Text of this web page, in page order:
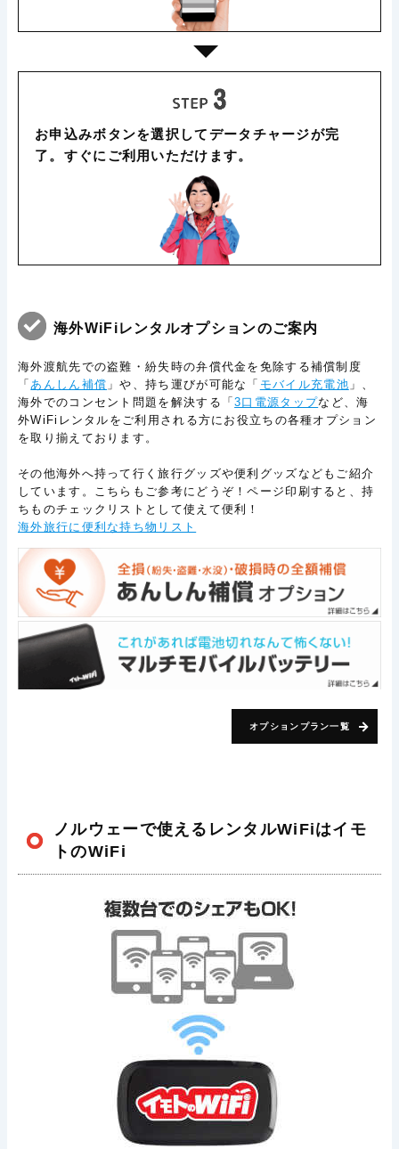
お申込みボタンを選択してデータチャージが完
了。すぐにご利用いただけます。
海外WiFiレンタルオプションのご案内
海外渡航先での盗難・紛失時の弁償代金を免除する補償制度
「あんしん補償 」や、持ち運びが可能な「 モバイル充電池 」、
海外でのコンセント問題を解決する「3口電源タップなど、海
外WiFiレンタルをご利用される方にお役立ちの各種オプション
を取り揃えております。
その他海外へ持って行く旅行グッズや便利グッズなどもご紹介
しています。こちらもご参考にどうぞ！ページ印刷すると、持
ちものチェックリストとして使えて便利！
海外旅行に便利な持ち物リスト
オプションプラン一覧
ノルウェーで使えるレンタルWiFiはイモ
トのWiFi